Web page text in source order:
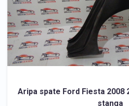
Aripa spate Ford Fiesta 2008
stanga